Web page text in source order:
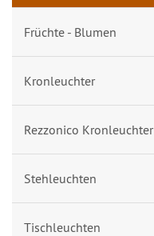
Früchte - Blumen
Kronleuchter
Rezzonico Kronleuchter
Stehleuchten
Tischleuchten